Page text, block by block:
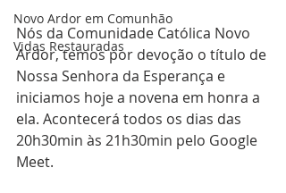
Novo Ardor em Comunhão
Vidas Restauradas
Nós da Comunidade Católica Novo
Ardor, temos por devoção o título de
Nossa Senhora da Esperança e
iniciamos hoje a novena em honra a
ela. Acontecerá todos os dias das
20h30min às 21h30min pelo Google
Meet.